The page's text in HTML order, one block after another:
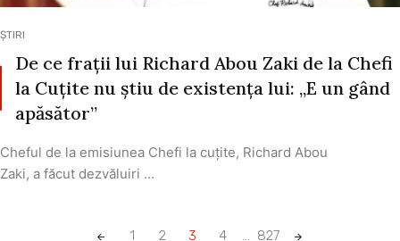
ȘTIRI
De ce frații lui Richard Abou Zaki de la Chefi
la Cuțite nu știu de existența lui: „E un gând
apăsător”
Cheful de la emisiunea Chefi la cuțite, Richard Abou
Zaki, a făcut dezvăluiri ...
1 2 3 4 ... 827